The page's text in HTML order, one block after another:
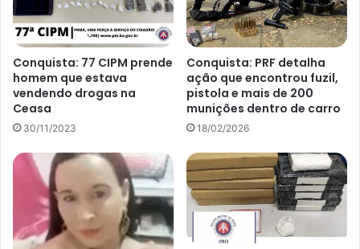
Conquista: 77 CIPM prende
homem que estava
vendendo drogas na
Ceasa
30/11/2023
Conquista: PRF detalha
ação que encontrou fuzil,
pistola e mais de 200
munições dentro de carro
18/02/2026